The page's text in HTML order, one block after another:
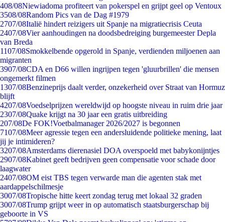
408/08Niewiadoma profiteert van pokerspel en grijpt geel op Ventoux
3508/08Random Pics van de Dag #1979
2707/08Italië hindert reizigers uit Spanje na migratiecrisis Ceuta
2407/08Vier aanhoudingen na doodsbedreiging burgemeester Depla
van Breda
1107/08Smokkelbende opgerold in Spanje, verdienden miljoenen aan
migranten
3907/08CDA en D66 willen ingrijpen tegen 'gluurbrillen' die mensen
ongemerkt filmen
1307/08Benzineprijs daalt verder, onzekerheid over Straat van Hormuz
blijft
4207/08Voedselprijzen wereldwijd op hoogste niveau in ruim drie jaar
2307/08Quake krijgt na 30 jaar een gratis uitbreiding
207/08De FOK!Voetbalmanager 2026/2027 is begonnen
7107/08Meer agressie tegen een andersluidende politieke mening, laat
jij je intimideren?
3207/08Amsterdams dierenasiel DOA overspoeld met babykonijntjes
2907/08Kabinet geeft bedrijven geen compensatie voor schade door
laagwater
2407/08OM eist TBS tegen verwarde man die agenten stak met
aardappelschilmesje
3007/08Tropische hitte keert zondag terug met lokaal 32 graden
3007/08Trump grijpt weer in op automatisch staatsburgerschap bij
geboorte in VS